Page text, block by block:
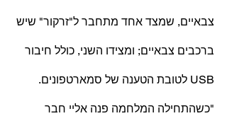
צבאיים, שמצד אחד מתחבר ל"זרקור" שיש
ברכבים צבאיים; ומצידו השני, כולל חיבור
USB לטובת הטענה של סמארטפונים.
"כשהתחילה המלחמה פנה אליי חבר